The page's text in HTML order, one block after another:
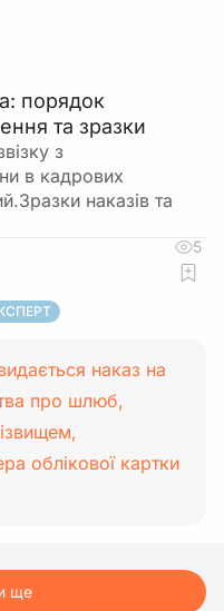
порядок
та зразки
з
в кадрових
наказів та
5
наказ на
про шлюб,
облікової картки
ще